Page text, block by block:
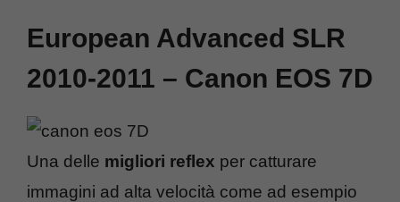
European Advanced SLR
2010-2011 – Canon EOS 7D
Una delle migliori reflex per catturare
immagini ad alta velocità come ad esempio